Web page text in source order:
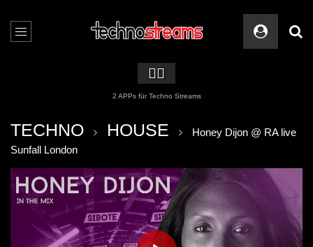
🏳️‍🌈
2 APPs für Techno Streams
TECHNO HOUSE
Honey Dijon @ RA live
Sunfall London